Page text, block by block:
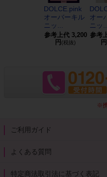
DOLCE.pink
オーバーキル
ニッ...
参考上代 3,200
円 (税抜)
オー
ニッ
参考
円
※
ご利用ガイド
よくある質問
特定商法取引法に基づく表記